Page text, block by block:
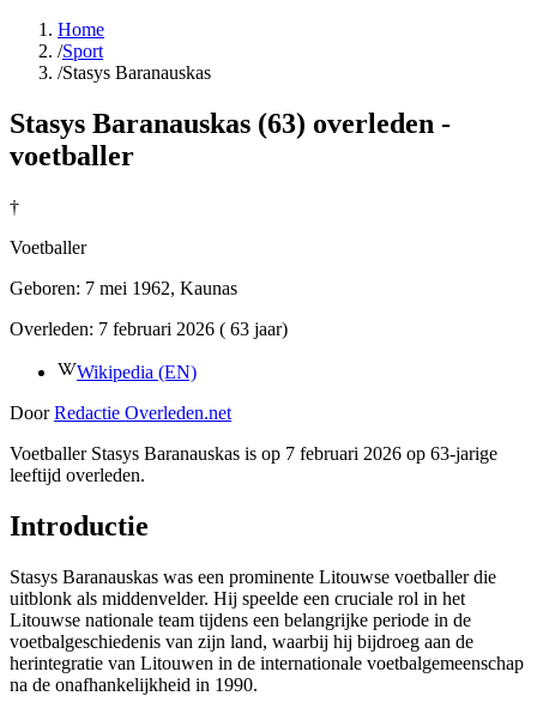
Home
/Sport
/Stasys Baranauskas
Stasys Baranauskas (63) overleden -
voetballer
†
Voetballer
Geboren: 7 mei 1962, Kaunas
Overleden: 7 februari 2026 ( 63 jaar)
Wikipedia (EN)
Door Redactie Overleden.net
Voetballer Stasys Baranauskas is op 7 februari 2026 op 63-jarige
leeftijd overleden.
Introductie
Stasys Baranauskas was een prominente Litouwse voetballer die
uitblonk als middenvelder. Hij speelde een cruciale rol in het
Litouwse nationale team tijdens een belangrijke periode in de
voetbalgeschiedenis van zijn land, waarbij hij bijdroeg aan de
herintegratie van Litouwen in de internationale voetbalgemeenschap
na de onafhankelijkheid in 1990.